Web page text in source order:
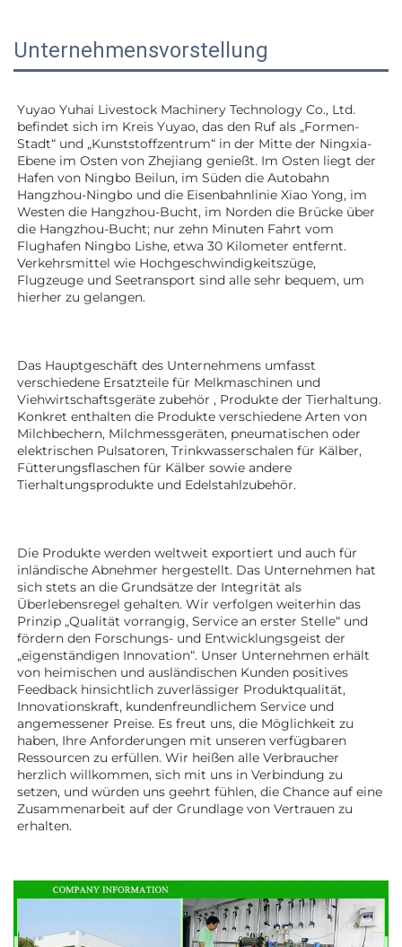
Unternehmensvorstellung
Yuyao Yuhai Livestock Machinery Technology Co., Ltd.
befindet sich im Kreis Yuyao, das den Ruf als „Formen-
Stadt“ und „Kunststoffzentrum“ in der Mitte der Ningxia-
Ebene im Osten von Zhejiang genießt. Im Osten liegt der
Hafen von Ningbo Beilun, im Süden die Autobahn
Hangzhou-Ningbo und die Eisenbahnlinie Xiao Yong, im
Westen die Hangzhou-Bucht, im Norden die Brücke über
die Hangzhou-Bucht; nur zehn Minuten Fahrt vom
Flughafen Ningbo Lishe, etwa 30 Kilometer entfernt.
Verkehrsmittel wie Hochgeschwindigkeitszüge,
Flugzeuge und Seetransport sind alle sehr bequem, um
hierher zu gelangen.
Das Hauptgeschäft des Unternehmens umfasst
verschiedene Ersatzteile für Melkmaschinen und
Viehwirtschaftsgeräte zubehör , Produkte der Tierhaltung.
Konkret enthalten die Produkte verschiedene Arten von
Milchbechern, Milchmessgeräten, pneumatischen oder
elektrischen Pulsatoren, Trinkwasserschalen für Kälber,
Fütterungsflaschen für Kälber sowie andere
Tierhaltungsprodukte und Edelstahlzubehör.
Die Produkte werden weltweit exportiert und auch für
inländische Abnehmer hergestellt. Das Unternehmen hat
sich stets an die Grundsätze der Integrität als
Überlebensregel gehalten. Wir verfolgen weiterhin das
Prinzip „Qualität vorrangig, Service an erster Stelle“ und
fördern den Forschungs- und Entwicklungsgeist der
„eigenständigen Innovation“. Unser Unternehmen erhält
von heimischen und ausländischen Kunden positives
Feedback hinsichtlich zuverlässiger Produktqualität,
Innovationskraft, kundenfreundlichem Service und
angemessener Preise. Es freut uns, die Möglichkeit zu
haben, Ihre Anforderungen mit unseren verfügbaren
Ressourcen zu erfüllen. Wir heißen alle Verbraucher
herzlich willkommen, sich mit uns in Verbindung zu
setzen, und würden uns geehrt fühlen, die Chance auf eine
Zusammenarbeit auf der Grundlage von Vertrauen zu
erhalten.